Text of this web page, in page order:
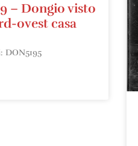
– Dongio visto
ovest casa
DON5195